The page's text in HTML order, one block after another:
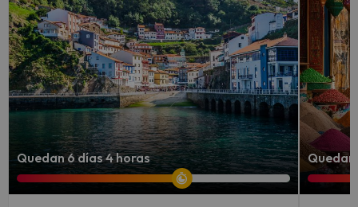
Quedan 6 días 4 horas